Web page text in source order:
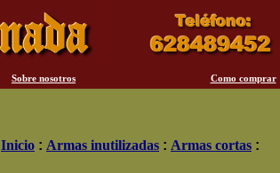
Sobre nosotros Como comprar
Inicio : Armas inutilizadas : Armas cortas :